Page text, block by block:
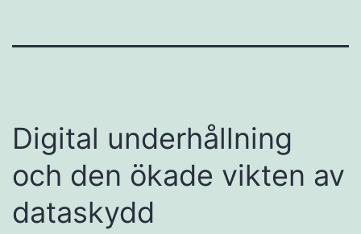
Digital underhållning
och den ökade vikten av
dataskydd